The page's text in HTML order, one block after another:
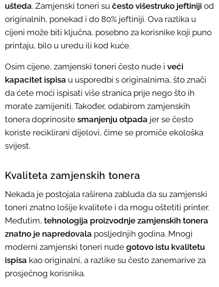
ušteda. Zamjenski toneri su često višestruko jeftiniji od
originalnih, ponekad i do 80% jeftiniji. Ova razlika u
cijeni može biti ključna, posebno za korisnike koji puno
printaju, bilo u uredu ili kod kuće.
Osim cijene, zamjenski toneri često nude i veći
kapacitet ispisa u usporedbi s originalnima, što znači
da ćete moći ispisati više stranica prije nego što ih
morate zamijeniti. Također, odabirom zamjenskih
tonera doprinosite smanjenju otpada jer se često
koriste reciklirani dijelovi, čime se promiče ekološka
svijest.
Kvaliteta zamjenskih tonera
Nekada je postojala raširena zabluda da su zamjenski
toneri znatno lošije kvalitete i da mogu oštetiti printer.
Međutim, tehnologija proizvodnje zamjenskih tonera
znatno je napredovala posljednjih godina. Mnogi
moderni zamjenski toneri nude gotovo istu kvalitetu
ispisa kao originalni, a razlike su često zanemarive za
prosječnog korisnika.